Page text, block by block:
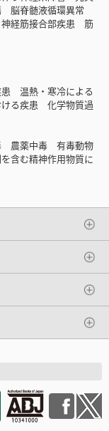
脳脊髄液循環異常
経筋接合部疾患 筋
温熱・寒冷による
る疾患 化学物質過
農薬中毒 有毒動物
含む精神作用物質に